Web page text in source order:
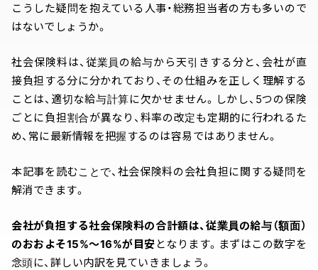
こうした疑問を抱えている人事・総務担当者の方も多いので
はないでしょうか。
社会保険料は、従業員の給与から天引きする分と、会社が直
接負担する分に分かれており、その仕組みを正しく理解する
ことは、適切な給与計算に欠かせません。しかし、5つの保険
ごとに負担割合が異なり、料率の改定も定期的に行われるた
め、常に最新情報を把握するのは容易ではありません。
本記事を読むことで、社会保険料の会社負担に関する疑問を
解消できます。
会社が負担する社会保険料の合計額は、従業員の給与（額面）
のおおよそ15%〜16%が目安 となります。まずはこの数字を
念頭に、詳しい内訳を見ていきましょう。